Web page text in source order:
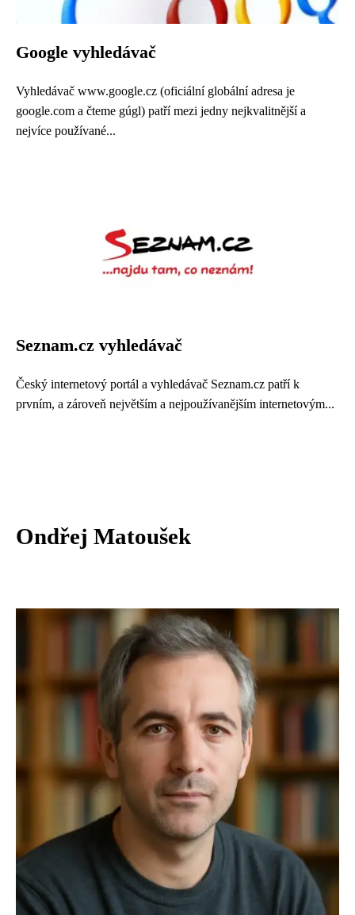
Google vyhledávač
Vyhledávač www.google.cz (oficiální globální adresa je
google.com a čteme gúgl) patří mezi jedny nejkvalitnější a
nejvíce používané...
Seznam.cz vyhledávač
Český internetový portál a vyhledávač Seznam.cz patří k
prvním, a zároveň největším a nejpoužívanějším internetovým...
Ondřej Matoušek